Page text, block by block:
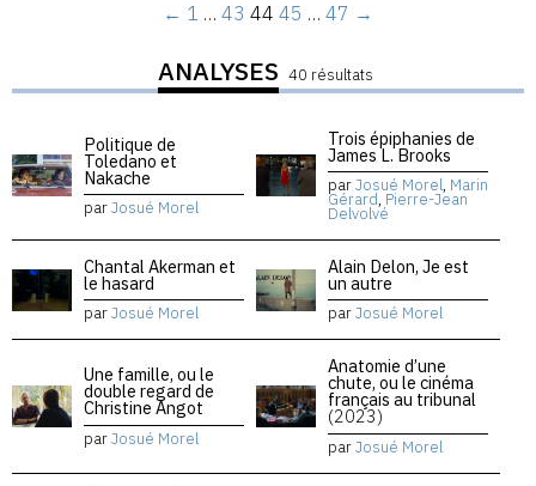
← 1 … 43 44 45 … 47 →
ANALYSES 40 résultats
Politique de
Toledano et
Nakache
parJosué Morel
Trois épiphanies de
James L. Brooks
parJosué Morel, Marin
Gérard, Pierre-Jean
Delvolvé
Chantal Akerman et
le hasard
parJosué Morel
Alain Delon, Je est
un autre
parJosué Morel
Une famille, ou le
double regard de
Christine Angot
parJosué Morel
Anatomie d’une
chute, ou le cinéma
français au tribunal
(2023)
parJosué Morel